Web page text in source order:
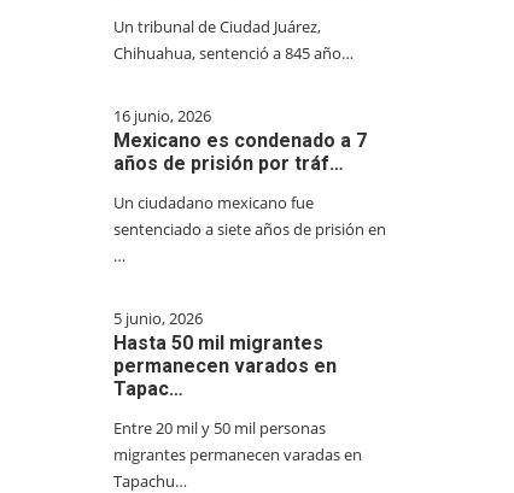
Un tribunal de Ciudad Juárez,
Chihuahua, sentenció a 845 año…
16 junio, 2026
Mexicano es condenado a 7
años de prisión por tráf…
Un ciudadano mexicano fue
sentenciado a siete años de prisión en
…
5 junio, 2026
Hasta 50 mil migrantes
permanecen varados en
Tapac…
Entre 20 mil y 50 mil personas
migrantes permanecen varadas en
Tapachu…